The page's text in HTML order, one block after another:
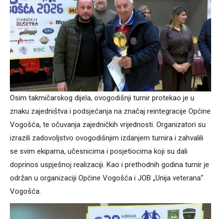
Osim takmičarskog dijela, ovogodišnji turnir protekao je u
znaku zajedništva i podsjećanja na značaj reintegracije Općine
Vogošća, te očuvanja zajedničkih vrijednosti. Organizatori su
izrazili zadovoljstvo ovogodišnjim izdanjem turnira i zahvalili
se svim ekipama, učesnicima i posjetiocima koji su dali
doprinos uspješnoj realizaciji. Kao i prethodnih godina turnir je
održan u organizaciji Općine Vogošća i JOB „Unija veterana“
Vogošća.